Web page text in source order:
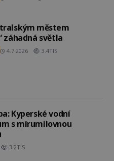
městem
záhadná světla
4.7.2026 3.4TIS
Kyperské vodní
s mírumilovnou
3.2TIS